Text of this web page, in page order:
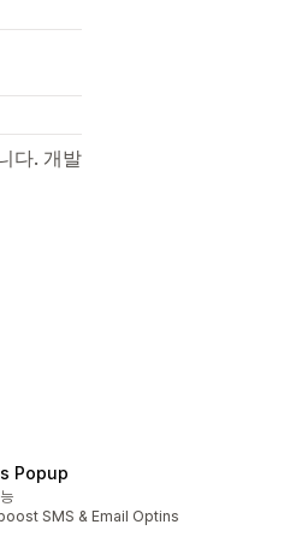
다. 개발
Popup
SMS & Email Optins